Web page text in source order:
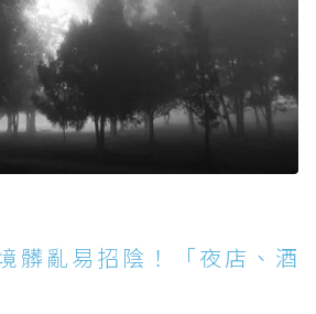
髒亂易招陰！「夜店、酒